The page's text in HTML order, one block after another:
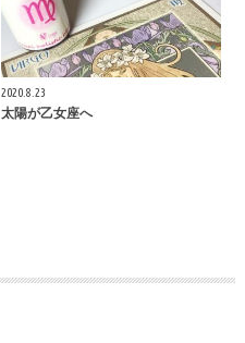
2020.8.23
太陽が乙女座へ